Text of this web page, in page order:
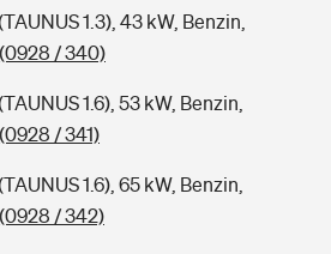
Sicherheit für deine Kids
1.3), 43 kW, Benzin,
(0928 / 340)
1.6), 53 kW, Benzin,
(0928 / 341)
1.6), 65 kW, Benzin,
(0928 / 342)